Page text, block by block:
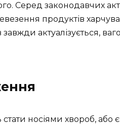
Серед законодавчих
продуктів
актуалізується,
стати носіями хвороб,